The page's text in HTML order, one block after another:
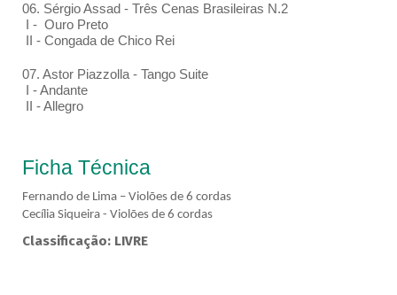
06. Sérgio Assad - Três Cenas Brasileiras N.2
I - Ouro Preto
II - Congada de Chico Rei
07. Astor Piazzolla - Tango Suite
I - Andante
II - Allegro
Ficha Técnica
Fernando de Lima – Violões de 6 cordas
Cecília Siqueira - Violões de 6 cordas
Classificação: LIVRE